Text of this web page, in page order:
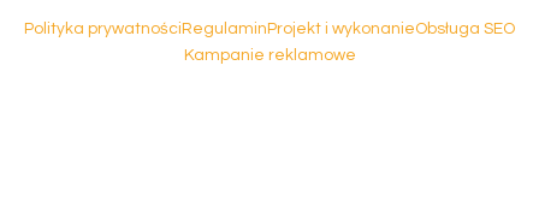
Polityka prywatności Regulamin Projekt i wykonanieObsługa SEO
Kampanie reklamowe